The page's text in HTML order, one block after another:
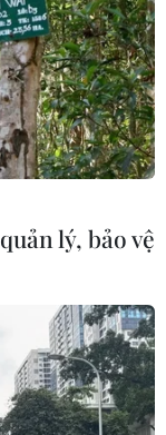
lý, bảo vệ